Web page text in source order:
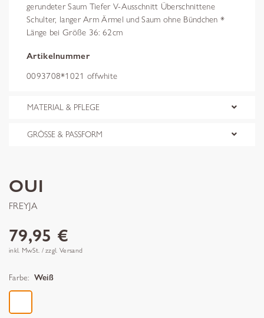
gerundeter Saum Tiefer V-Ausschnitt Überschnittene
Schulter, langer Arm Ärmel und Saum ohne Bündchen *
Länge bei Größe 36: 62cm
Artikelnummer
0093708*1021 offwhite
MATERIAL & PFLEGE
GRÖSSE & PASSFORM
OUI
FREYJA
79,95 €
inkl. MwSt. / zzgl. Versand
Farbe: Weiß